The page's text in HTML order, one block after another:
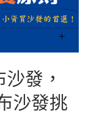
發，
沙發挑